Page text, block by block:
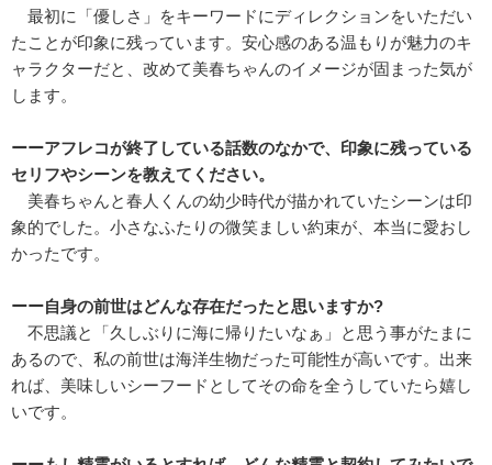
最初に「優しさ」をキーワードにディレクションをいただい
たことが印象に残っています。安心感のある温もりが魅力のキ
ャラクターだと、改めて美春ちゃんのイメージが固まった気が
します。
ーーアフレコが終了している話数のなかで、印象に残っている
セリフやシーンを教えてください。
美春ちゃんと春人くんの幼少時代が描かれていたシーンは印
象的でした。小さなふたりの微笑ましい約束が、本当に愛おし
かったです。
ーー自身の前世はどんな存在だったと思いますか?
不思議と「久しぶりに海に帰りたいなぁ」と思う事がたまに
あるので、私の前世は海洋生物だった可能性が高いです。出来
れば、美味しいシーフードとしてその命を全うしていたら嬉し
いです。